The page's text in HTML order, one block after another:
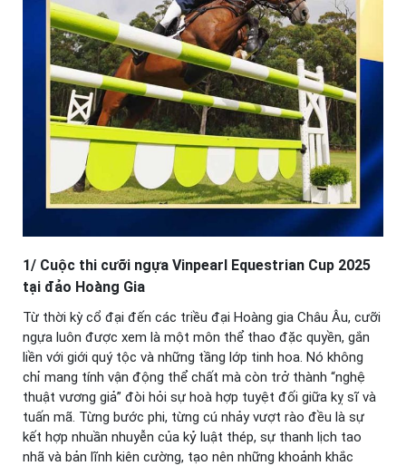
1/ Cuộc thi cưỡi ngựa Vinpearl Equestrian Cup 2025
tại đảo Hoàng Gia
Từ thời kỳ cổ đại đến các triều đại Hoàng gia Châu Âu, cưỡi
ngựa luôn được xem là một môn thể thao đặc quyền, gắn
liền với giới quý tộc và những tầng lớp tinh hoa. Nó không
chỉ mang tính vận động thể chất mà còn trở thành “nghệ
thuật vương giả” đòi hỏi sự hoà hợp tuyệt đối giữa kỵ sĩ và
tuấn mã. Từng bước phi, từng cú nhảy vượt rào đều là sự
kết hợp nhuần nhuyễn của kỷ luật thép, sự thanh lịch tao
nhã và bản lĩnh kiên cường, tạo nên những khoảnh khắc